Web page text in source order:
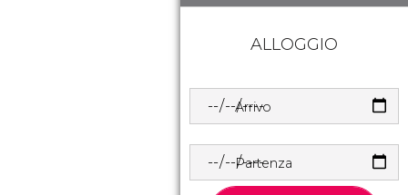
ALLOGGIO
Arrivo
Partenza